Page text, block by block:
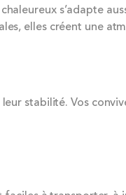
s’adapte
elles créent une
stabilité. Vos